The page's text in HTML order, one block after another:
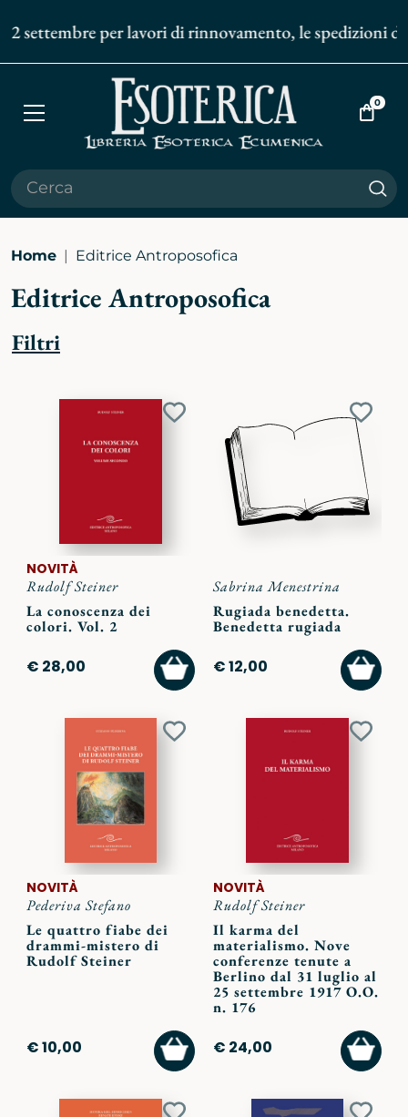
per lavori di rinnovamento, le spedizioni degli
Apri
Vai
0
Home Editrice Antroposofica
Editrice Antroposofica
Filtri
Aggiungi
preferiti
NOVITÀ
Rudolf Steiner
La conoscenza dei
colori. Vol. 2
€ 28,00
AGGIUNGI
AL
CARRELLO
ai
Sabrina Menestrina
Rugiada benedetta.
Benedetta rugiada
€ 12,00
AL
Aggiungi
NOVITÀ
Pederiva Stefano
Le quattro fiabe dei
drammi-mistero di
Rudolf Steiner
€ 10,00
AGGIUNGI
AL
CARRELLO
NOVITÀ
Rudolf Steiner
Il karma del
materialismo. Nove
conferenze tenute a
Berlino dal 31 luglio al
25 settembre 1917 O.O.
n. 176
€ 24,00
AL